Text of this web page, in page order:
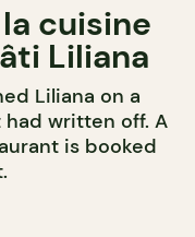
cuisine
Liliana
Liliana on a
written off. A
is booked